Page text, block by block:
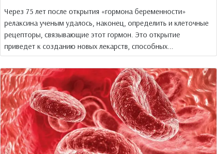
Через 75 лет после открытия «гормона беременности»
релаксина ученым удалось, наконец, определить и клеточные
рецепторы, связывающие этот гормон. Это открытие
приведет к созданию новых лекарств, способных...